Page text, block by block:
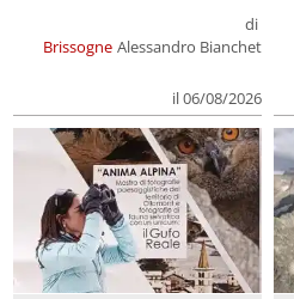
Brissogne
di
Alessandro Bianchet
il 06/08/2026